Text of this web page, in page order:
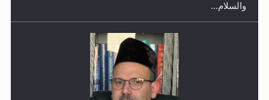
والسلام...